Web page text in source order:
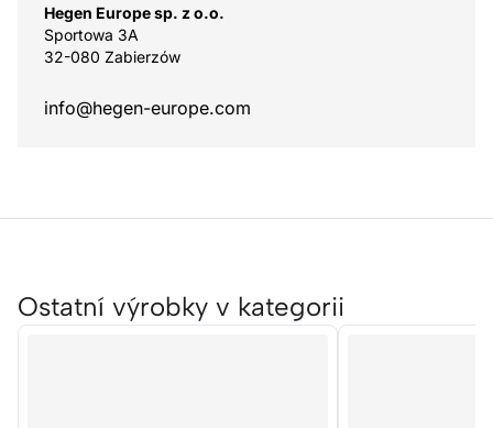
Hegen Europe sp. z o.o.
Sportowa 3A
32-080 Zabierzów
info@hegen-europe.com
Ostatní výrobky v kategorii